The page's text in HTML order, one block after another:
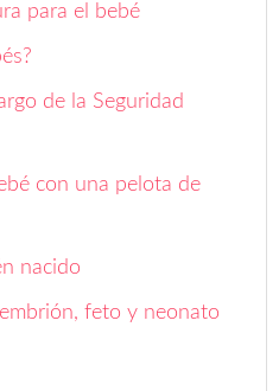
para el bebé
de la Seguridad
con una pelota de
nacido
feto y neonato